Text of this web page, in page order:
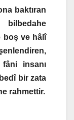
baktıran
boş ve hâlî
insanı
bir zata
rahmettir.